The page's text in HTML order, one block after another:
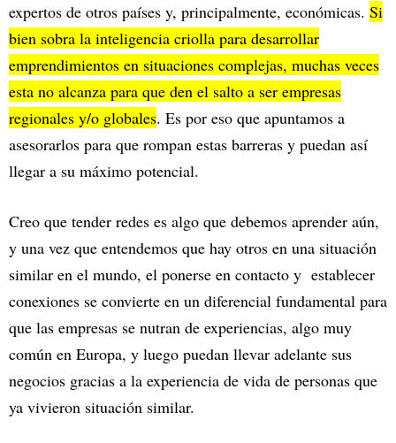
expertos de otros países y, principalmente, económicas. Si
bien sobra la inteligencia criolla para desarrollar
emprendimientos en situaciones complejas, muchas veces
esta no alcanza para que den el salto a ser empresas
regionales y/o globales. Es por eso que apuntamos a
asesorarlos para que rompan estas barreras y puedan así
llegar a su máximo potencial.
Creo que tender redes es algo que debemos aprender aún,
y una vez que entendemos que hay otros en una situación
similar en el mundo, el ponerse en contacto y establecer
conexiones se convierte en un diferencial fundamental para
que las empresas se nutran de experiencias, algo muy
común en Europa, y luego puedan llevar adelante sus
negocios gracias a la experiencia de vida de personas que
ya vivieron situación similar.